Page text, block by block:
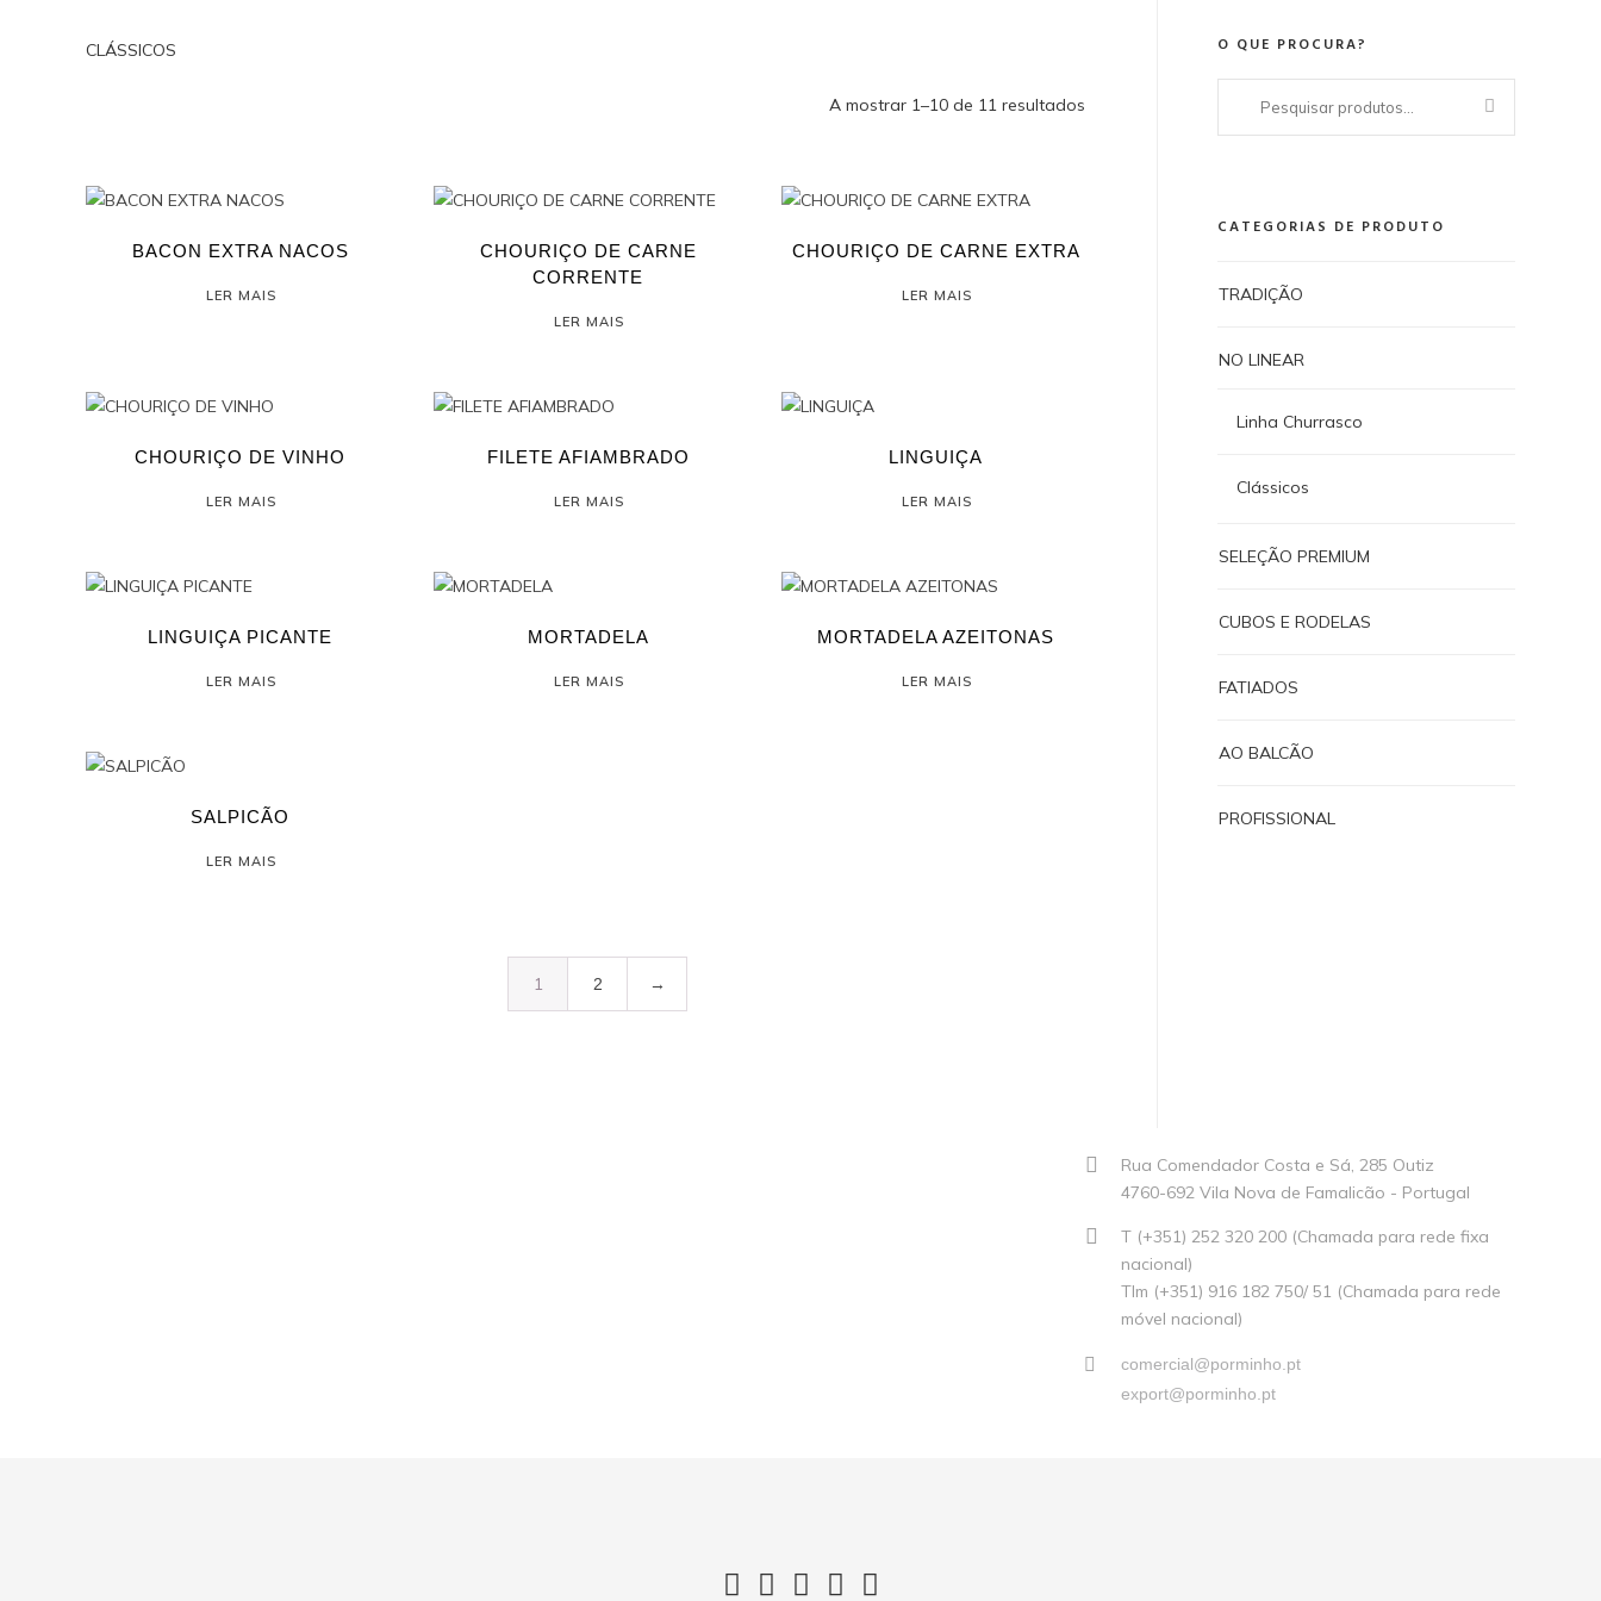
CLÁSSICOS
A mostrar 1–10 de 11 resultados
BACON EXTRA NACOS
LER MAIS
CHOURIÇO DE CARNE
CORRENTE
LER MAIS
CHOURIÇO DE CARNE EXTRA
LER MAIS
CHOURIÇO DE VINHO
LER MAIS
FILETE AFIAMBRADO
LER MAIS
LINGUIÇA
LER MAIS
LINGUIÇA PICANTE
LER MAIS
MORTADELA
LER MAIS
MORTADELA AZEITONAS
LER MAIS
SALPICÃO
LER MAIS
1 2 →
O QUE PROCURA?
CATEGORIAS DE PRODUTO
TRADIÇÃO
NO LINEAR
Linha Churrasco
Clássicos
SELEÇÃO PREMIUM
CUBOS E RODELAS
FATIADOS
AO BALCÃO
PROFISSIONAL
Rua Comendador Costa e Sá, 285 Outiz
4760-692 Vila Nova de Famalicão - Portugal
T (+351) 252 320 200 (Chamada para rede fixa
nacional)
Tlm (+351) 916 182 750/ 51 (Chamada para rede
móvel nacional)
comercial@porminho.pt
export@porminho.pt